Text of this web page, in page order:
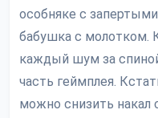
особняке с
бабушка с молотком.
каждый шум за
часть геймплея.
можно снизить